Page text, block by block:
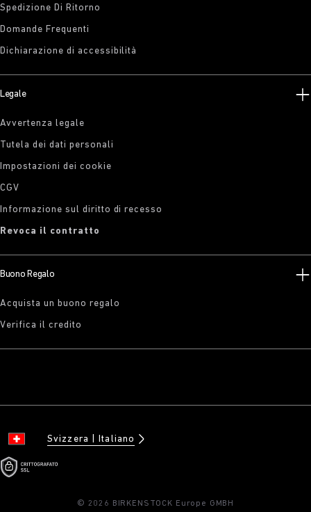
Spedizione Di Ritorno
Domande Frequenti
Dichiarazione di accessibilità
Legale
Avvertenza legale
Tutela dei dati personali
Impostazioni dei cookie
CGV
Informazione sul diritto di recesso
Revoca il contratto
Buono Regalo
Acquista un buono regalo
Verifica il credito
Svizzera Italiano
© 2026 BIRKENSTOCK Europe GMBH